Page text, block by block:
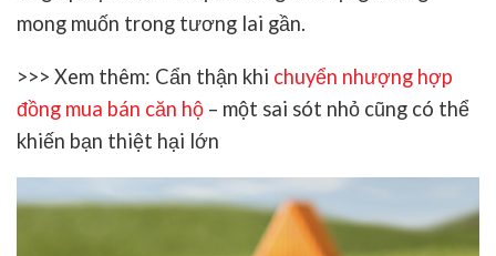
mong muốn trong tương lai gần.
>>> Xem thêm: Cẩn thận khi chuyển nhượng hợp
đồng mua bán căn hộ – một sai sót nhỏ cũng có thể
khiến bạn thiệt hại lớn